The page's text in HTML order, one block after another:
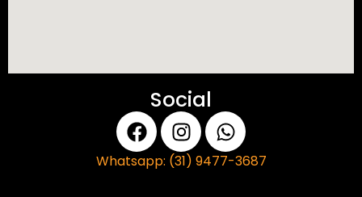
Social
Whatsapp: (31) 9477-3687